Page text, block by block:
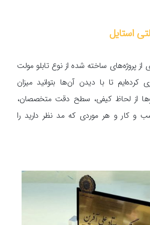
استایل
پروژه‌های ساخته شده از نوع تابلو مولت
کرده‌ایم تا با دیدن آن‌ها بتوانید میزان
از لحاظ کیفی، سطح دقت متخصصان،
و کار و هر موردی که مد نظر دارید را